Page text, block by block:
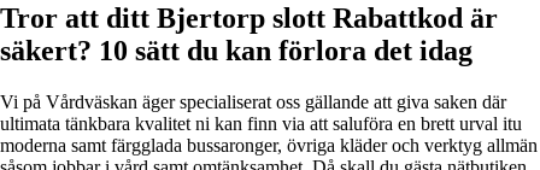
Tror att ditt Bjertorp slott Rabattkod är
säkert? 10 sätt du kan förlora det idag
Vi på Vårdväskan äger specialiserat oss gällande att giva saken där
ultimata tänkbara kvalitet ni kan finn via att saluföra en brett urval itu
moderna samt färgglada bussaronger, övriga kläder och verktyg allmän